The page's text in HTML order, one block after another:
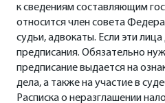
к сведениям составляющим
относится член совета
судьи, адвокаты. Если эти
предписания. Обязательно
предписание выдается на
дела, а также на участие в
Расписка о неразглашении